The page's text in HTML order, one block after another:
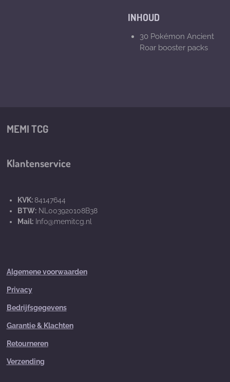
INHOUD
30 Pokémon Ancient
Roar booster packs
MEMI TCG
Klantenservice
KVK:84147644
BTW: NL003920108B38
Mail:Info@memitcg.nl
Algemene voorwaarden
Privacy
Bedrijfsgegevens
Garantie & Klachten
Retourneren
Verzending